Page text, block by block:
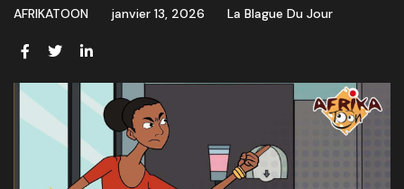
AFRIKATOON
janvier 13, 2026
La Blague Du Jour